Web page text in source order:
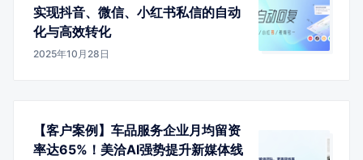
实现抖音、微信、小红书私信的自动
化与高效转化
2025年10月28日
【客户案例】车品服务企业月均留资
率达65%！美洽AI强势提升新媒体线